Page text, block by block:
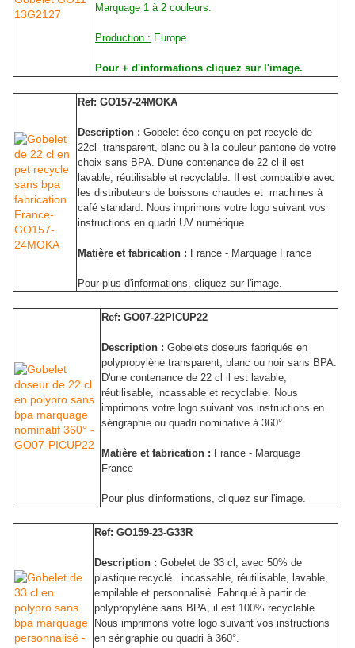
Marquage 1 à 2 couleurs.
Production : Europe
Pour + d'informations cliquez sur l'image.
Ref: GO157-24MOKA
Description : Gobelet éco-conçu en pet recyclé de
22cl transparent, blanc ou à la couleur pantone de votre
choix sans BPA. D'une contenance de 22 cl il est
lavable, réutilisable et recyclable. Il est compatible avec
les distributeurs de boissons chaudes et machines à
café standard. Nous imprimons votre logo suivant vos
instructions en quadri UV numérique
Matière et fabrication : France - Marquage France
Pour plus d'informations, cliquez sur l'image.
Ref: GO07-22PICUP22
Description : Gobelets doseurs fabriqués en
polypropylène transparent, blanc ou noir sans BPA.
D'une contenance de 22 cl il est lavable,
réutilisable, incassable et recyclable. Nous
imprimons votre logo suivant vos instructions en
sérigraphie ou quadri nominative à 360°.
Matière et fabrication : France - Marquage
France
Pour plus d'informations, cliquez sur l'image.
Ref: GO159-23-G33R
Description : Gobelet de 33 cl, avec 50% de
plastique recyclé. incassable, réutilisable, lavable,
empilable et personnalisé. Fabriqué à partir de
polypropylène sans BPA, il est 100% recyclable.
Nous imprimons votre logo suivant vos instructions
en sérigraphie ou quadri à 360°.